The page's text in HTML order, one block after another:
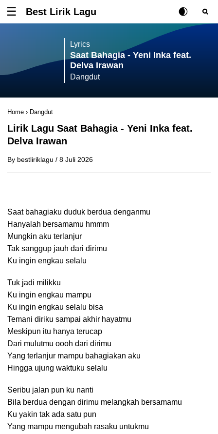
Tombol untuk membuka atau menutup menu
Best Lirik Lagu Rubah Posisi
Tombol
Lyrics
Saat Bahagia - Yeni Inka feat.
Delva Irawan
Dangdut
Home › Dangdut
Lirik Lagu Saat Bahagia - Yeni Inka feat.
Delva Irawan
By bestliriklagu / 8 Juli 2026
Saat bahagiaku duduk berdua denganmu
Hanyalah bersamamu hmmm
Mungkin aku terlanjur
Tak sanggup jauh dari dirimu
Ku ingin engkau selalu
Tuk jadi milikku
Ku ingin engkau mampu
Ku ingin engkau selalu bisa
Temani diriku sampai akhir hayatmu
Meskipun itu hanya terucap
Dari mulutmu oooh dari dirimu
Yang terlanjur mampu bahagiakan aku
Hingga ujung waktuku selalu
Seribu jalan pun ku nanti
Bila berdua dengan dirimu melangkah bersamamu
Ku yakin tak ada satu pun
Yang mampu mengubah rasaku untukmu